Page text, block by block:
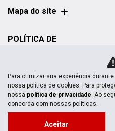
Mapa do site
POLÍTICA DE
No trânsito, enxergar o
Para otimizar sua experiência
nossa política de cookies. Para
nossa política de privacidade. Ao
concorda com nossas políticas.
Aceitar